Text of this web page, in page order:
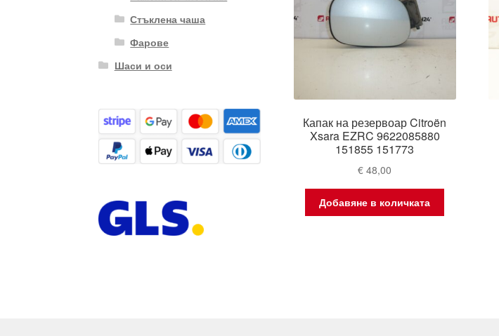
Капак на резервоар Citroën
Xsara EZRC 9622085880
151855 151773
€ 48,00
Добавяне в количката
Стъклена чаша
Фарове
Шаси и оси